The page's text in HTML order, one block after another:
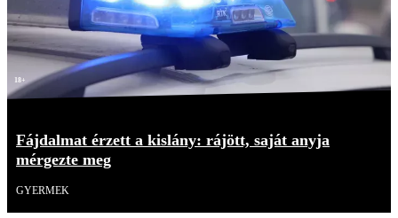
18+
Fájdalmat érzett a kislány: rájött, saját anyja
mérgezte meg
GYERMEK